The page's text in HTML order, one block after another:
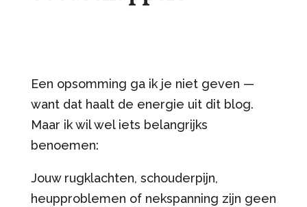
Een opsomming ga ik je niet geven —
want dat haalt de energie uit dit blog.
Maar ik wil wel iets belangrijks
benoemen:
Jouw rugklachten, schouderpijn,
heupproblemen of nekspanning zijn geen